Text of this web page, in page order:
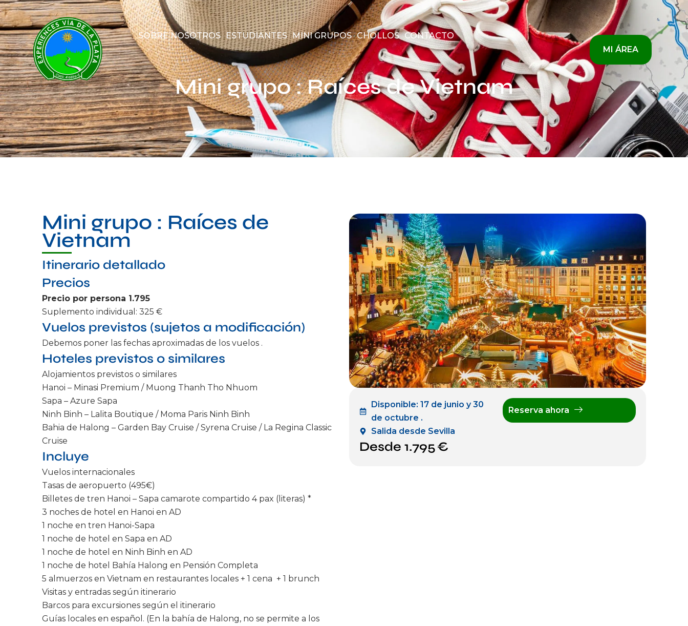
SOBRE NOSOTROS ESTUDIANTES MINI GRUPOS CHOLLOS CONTACTO
MI ÁREA
Mini grupo : Raíces de Vietnam
Mini grupo : Raíces de
Vietnam
Itinerario detallado
Precios
Precio por persona 1.795
Suplemento individual: 325 €
Vuelos previstos (sujetos a modificación)
Debemos poner las fechas aproximadas de los vuelos .
Hoteles previstos o similares
Alojamientos previstos o similares
Hanoi – Minasi Premium / Muong Thanh Tho Nhuom
Sapa – Azure Sapa
Ninh Binh – Lalita Boutique / Moma Paris Ninh Binh
Bahia de Halong – Garden Bay Cruise / Syrena Cruise / La Regina Classic
Cruise
Incluye
Vuelos internacionales
Tasas de aeropuerto (495€)
Billetes de tren Hanoi – Sapa camarote compartido 4 pax (literas) *
3 noches de hotel en Hanoi en AD
1 noche en tren Hanoi-Sapa
1 noche de hotel en Sapa en AD
1 noche de hotel en Ninh Binh en AD
1 noche de hotel Bahía Halong en Pensión Completa
5 almuerzos en Vietnam en restaurantes locales + 1 cena + 1 brunch
Visitas y entradas según itinerario
Barcos para excursiones según el itinerario
Guías locales en español. (En la bahía de Halong, no se permite a los
Disponible: 17 de junio y 30
de octubre .
Salida desde Sevilla
Desde 1.795 €
Reserva ahora